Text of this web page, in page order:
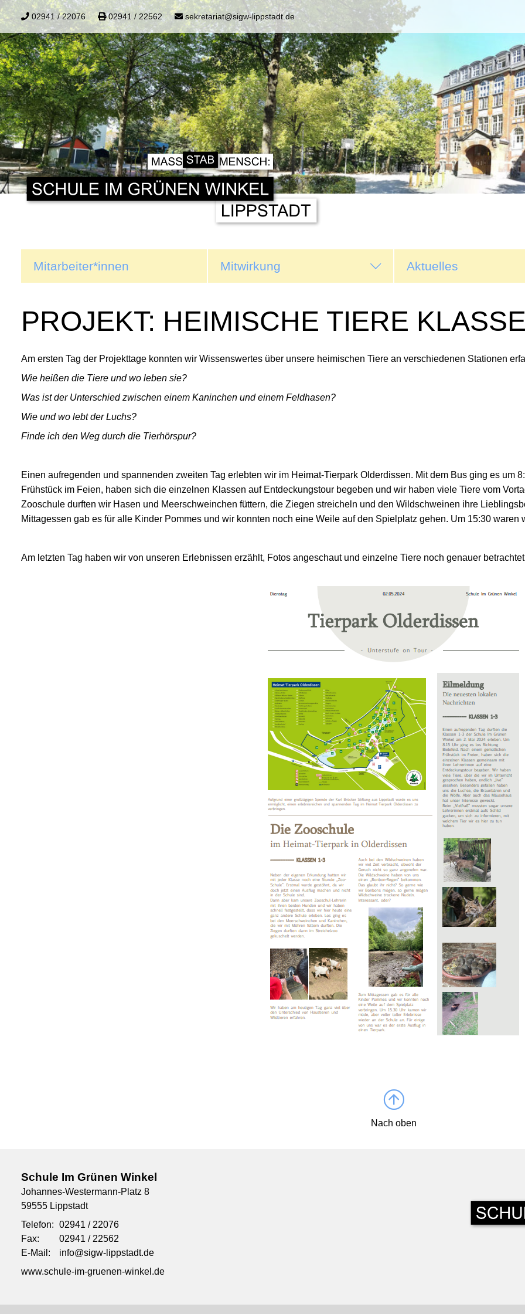
02941 / 22076 02941 / 22562 sekretariat@sigw-lippstadt.de
Mitarbeiter*innen Mitwirkung Aktuelles
PROJEKT: HEIMISCHE TIERE
Am ersten Tag der Projekttage konnten wir Wissenswertes über unsere heimischen Tiere an verschiedenen Stationen
Wie heißen die Tiere und wo leben sie?
Was ist der Unterschied zwischen einem Kaninchen und einem Feldhasen?
Wie und wo lebt der Luchs?
Finde ich den Weg durch die Tierhörspur?
Einen aufregenden und spannenden zweiten Tag erlebten wir im Heimat-Tierpark Olderdissen. Mit dem Bus ging es um
Frühstück im Feien, haben sich die einzelnen Klassen auf Entdeckungstour begeben und wir haben viele Tiere vom
Zooschule durften wir Hasen und Meerschweinchen füttern, die Ziegen streicheln und den Wildschweinen ihre
Mittagessen gab es für alle Kinder Pommes und wir konnten noch eine Weile auf den Spielplatz gehen. Um 15:30 waren
Am letzten Tag haben wir von unseren Erlebnissen erzählt, Fotos angeschaut und einzelne Tiere noch genauer
Nach oben
Schule Im Grünen Winkel
Johannes-Westermann-Platz 8
59555 Lippstadt
Telefon: 02941 / 22076
Fax:
02941 / 22562
E-Mail:
info@sigw-lippstadt.de
www.schule-im-gruenen-winkel.de